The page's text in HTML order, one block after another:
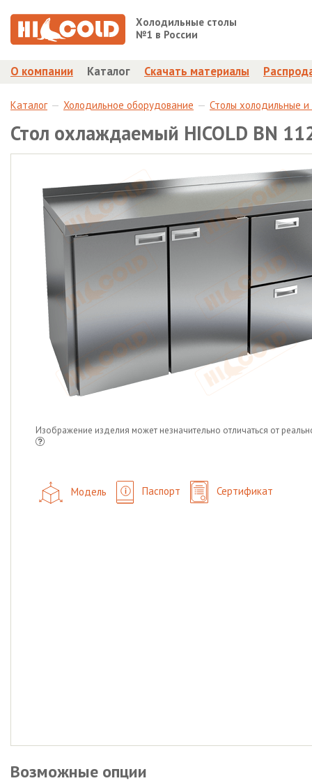
Холодильные столы
№1 в России
О компании Каталог Скачать материалы
Каталог Холодильное оборудование Столы холодильные
Стол охлаждаемый HICOLD BN
Изображение изделия может незначительно отличаться от
Модель Паспорт Сертификат
Возможные опции